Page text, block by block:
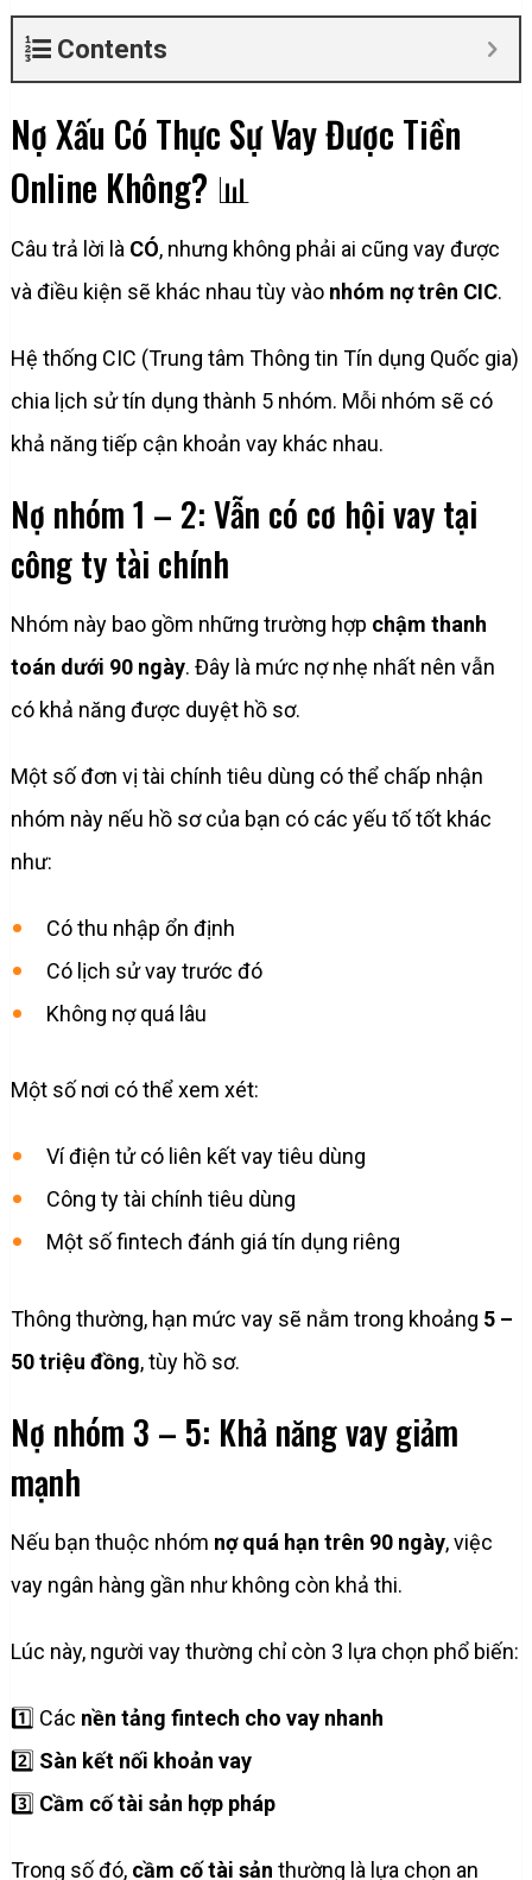
Contents
Nợ Xấu Có Thực Sự Vay Được Tiền
Online Không? 📊
Câu trả lời là CÓ, nhưng không phải ai cũng vay được
và điều kiện sẽ khác nhau tùy vào nhóm nợ trên CIC.
Hệ thống CIC (Trung tâm Thông tin Tín dụng Quốc gia)
chia lịch sử tín dụng thành 5 nhóm. Mỗi nhóm sẽ có
khả năng tiếp cận khoản vay khác nhau.
Nợ nhóm 1 – 2: Vẫn có cơ hội vay tại
công ty tài chính
Nhóm này bao gồm những trường hợp chậm thanh
toán dưới 90 ngày. Đây là mức nợ nhẹ nhất nên vẫn
có khả năng được duyệt hồ sơ.
Một số đơn vị tài chính tiêu dùng có thể chấp nhận
nhóm này nếu hồ sơ của bạn có các yếu tố tốt khác
như:
Có thu nhập ổn định
Có lịch sử vay trước đó
Không nợ quá lâu
Một số nơi có thể xem xét:
Ví điện tử có liên kết vay tiêu dùng
Công ty tài chính tiêu dùng
Một số fintech đánh giá tín dụng riêng
Thông thường, hạn mức vay sẽ nằm trong khoảng 5 –
50 triệu đồng, tùy hồ sơ.
Nợ nhóm 3 – 5: Khả năng vay giảm
mạnh
Nếu bạn thuộc nhóm nợ quá hạn trên 90 ngày, việc
vay ngân hàng gần như không còn khả thi.
Lúc này, người vay thường chỉ còn 3 lựa chọn phổ biến:
1️⃣ Các nền tảng fintech cho vay nhanh
2️⃣ Sàn kết nối khoản vay
3️⃣ Cầm cố tài sản hợp pháp
Trong số đó, cầm cố tài sản thường là lựa chọn an